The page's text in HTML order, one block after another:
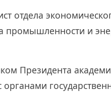
отдела
промышленности и
Президента